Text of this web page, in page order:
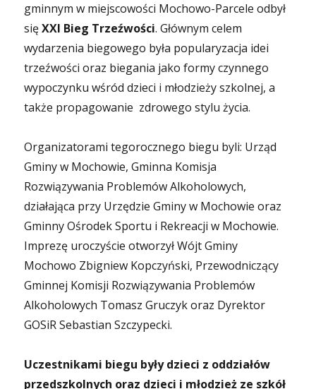
gminnym w miejscowości Mochowo-Parcele odbył
sięXXI Bieg Trzeźwości. Głównym celem
wydarzenia biegowego była popularyzacja idei
trzeźwości oraz biegania jako formy czynnego
wypoczynku wśród dzieci i młodzieży szkolnej, a
także propagowanie zdrowego stylu życia.
Organizatorami tegorocznego biegu byli: Urząd
Gminy w Mochowie, Gminna Komisja
Rozwiązywania Problemów Alkoholowych,
działająca przy Urzędzie Gminy w Mochowie oraz
Gminny Ośrodek Sportu i Rekreacji w Mochowie.
Imprezę uroczyście otworzył Wójt Gminy
Mochowo Zbigniew Kopczyński, Przewodniczący
Gminnej Komisji Rozwiązywania Problemów
Alkoholowych Tomasz Gruczyk oraz Dyrektor
GOSiR Sebastian Szczypecki.
Uczestnikami biegu były dzieci z oddziałów
przedszkolnych oraz dzieci i młodzież ze szkół